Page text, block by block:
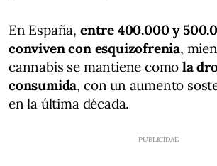
En España, entre 400.000 y
conviven con esquizofrenia,
cannabis se mantiene comola
consumida, con un aumento
en la última década.